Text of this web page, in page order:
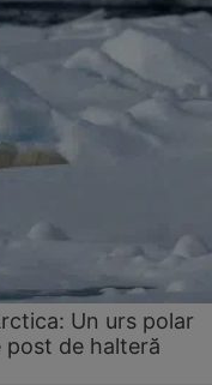
Un urs polar
de halteră